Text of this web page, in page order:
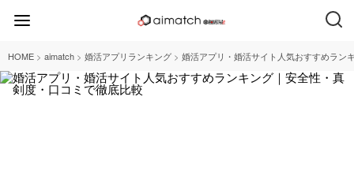
HOME > aimatch > 婚活アプリランキング > 婚活アプリ・婚活サイト人気おすすめラン